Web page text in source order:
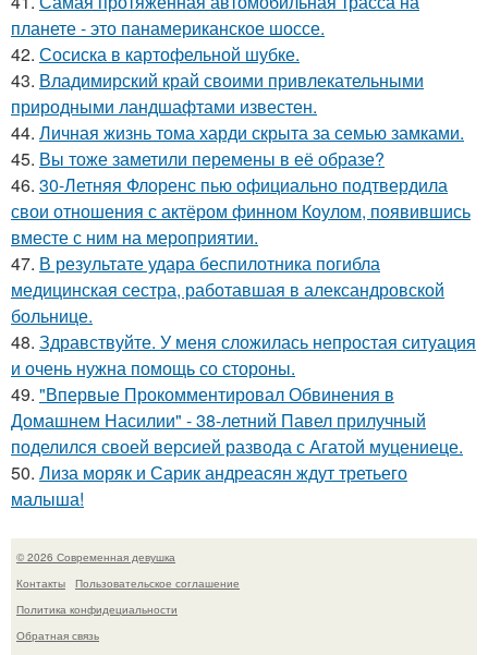
планете - это панамериканское шоссе.
42. Сосиска в картофельной шубке.
43. Владимирский край своими привлекательными
природными ландшафтами известен.
44. Личная жизнь тома харди скрыта за семью замками.
45. Вы тоже заметили перемены в её образе?
46. 30-Летняя Флоренс пью официально подтвердила
свои отношения с актёром финном Коулом, появившись
вместе с ним на мероприятии.
47. В результате удара беспилотника погибла
медицинская сестра, работавшая в александровской
больнице.
48. Здравствуйте. У меня сложилась непростая ситуация
и очень нужна помощь со стороны.
49. "Впервые Прокомментировал Обвинения в
Домашнем Насилии" - 38-летний Павел прилучный
поделился своей версией развода с Агатой муцениеце.
50. Лиза моряк и Сарик андреасян ждут третьего
малыша!
© 2026 Современная девушка
Контакты
Пользовательское соглашение
Политика конфидециальности
Обратная связь